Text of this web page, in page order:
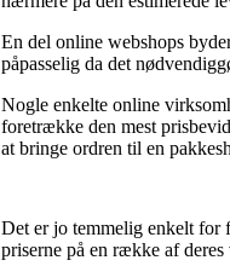
En del online webshops
påpasselig da det
Nogle enkelte online
foretrække den mest
at bringe ordren til en
Det er jo temmelig enkelt for
priserne på en række af